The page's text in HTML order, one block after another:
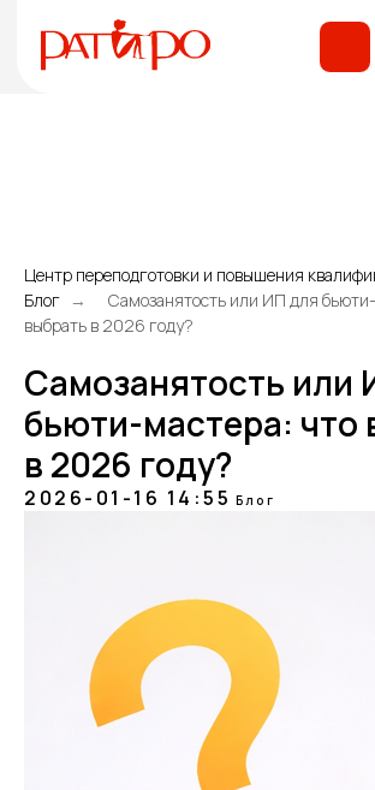
Центр переподготовки и повышения
Блог
Самозанятость или ИП для
выбрать в 2026 году?
Самозанятость или
бьюти-мастера: что
в 2026 году?
2026-01-16 14:55 Блог